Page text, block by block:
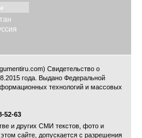
Свидетельство о
года. Выдано Федеральной
технологий и массовых
52-63
и других СМИ текстов, фото и
сайте, допускается с разрешения